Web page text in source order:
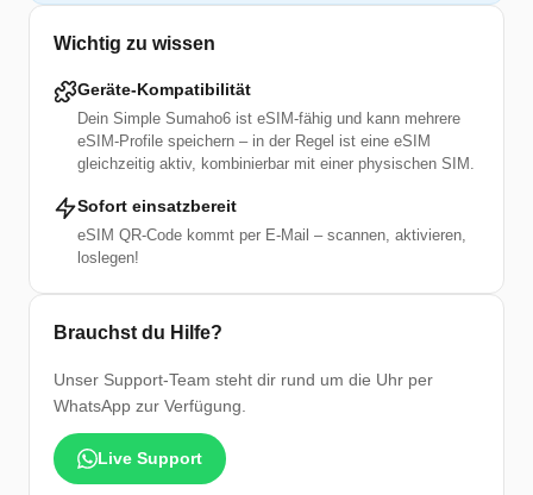
Wichtig zu wissen
Geräte-Kompatibilität
Dein Simple Sumaho6 ist eSIM-fähig und kann mehrere
eSIM-Profile speichern – in der Regel ist eine eSIM
gleichzeitig aktiv, kombinierbar mit einer physischen SIM.
Sofort einsatzbereit
eSIM QR-Code kommt per E-Mail – scannen, aktivieren,
loslegen!
Brauchst du Hilfe?
Unser Support-Team steht dir rund um die Uhr per
WhatsApp zur Verfügung.
Live Support